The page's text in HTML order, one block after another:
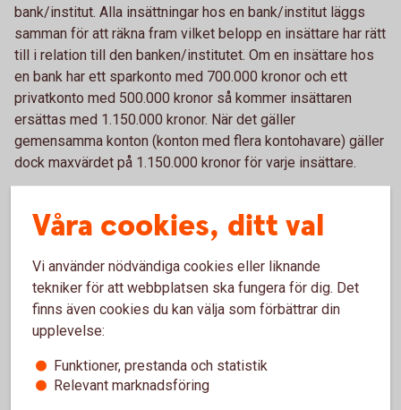
bank/institut. Alla insättningar hos en bank/institut läggs
samman för att räkna fram vilket belopp en insättare har rätt
till i relation till den banken/institutet. Om en insättare hos
en bank har ett sparkonto med 700.000 kronor och ett
privatkonto med 500.000 kronor så kommer insättaren
ersättas med 1.150.000 kronor. När det gäller
gemensamma konton (konton med flera kontohavare) gäller
dock maxvärdet på 1.150.000 kronor för varje insättare.
kronor på ett inlåningskonto i en bank/institut, ha rätt till ett
anger att en insättare kan ha rätt till ett tilläggsbelopp på
upp till 5 miljoner kronor för insättningar som är kopplade
till vissa i lagen angivna livshändelser, exempelvis
försäljning av privatbostad, försäkringsutbetalning,
upphörande av anställning, bodelning, pension, sjukdom,
invaliditet eller dödsfall. När det gäller tilläggsbeloppet
gäller vissa särskilda regler. Det krävs exempelvis att
Våra cookies, ditt val
Vi använder nödvändiga cookies eller liknande
tekniker för att webbplatsen ska fungera för dig. Det
finns även cookies du kan välja som förbättrar din
upplevelse:
Funktioner, prestanda och statistik
Relevant marknadsföring